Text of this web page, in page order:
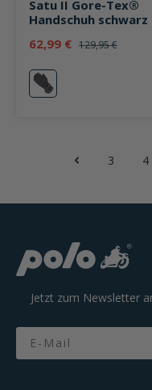
Satu II Gore-Tex®
Handschuh schwarz
62,99 € 129,95 €
schwarz
Seite
3 4
Jetzt zum Newsletter
Email